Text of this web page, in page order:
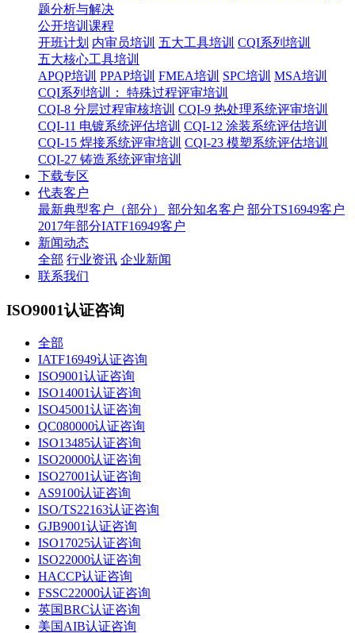
题分析与解决
公开培训课程
开班计划 内审员培训 五大工具培训 CQI系列培训
五大核心工具培训
APQP培训 PPAP培训 FMEA培训 SPC培训 MSA培训
CQI系列培训： 特殊过程评审培训
CQI-8 分层过程审核培训 CQI-9 热处理系统评审培训
CQI-11 电镀系统评估培训 CQI-12 涂装系统评估培训
CQI-15 焊接系统评审培训 CQI-23 模塑系统评估培训
CQI-27 铸造系统评审培训
下载专区
代表客户
最新典型客户（部分）
部分知名客户 部分TS16949客户
2017年部分IATF16949客户
新闻动态
全部 行业资讯 企业新闻
联系我们
ISO9001认证咨询
全部
IATF16949认证咨询
ISO9001认证咨询
ISO14001认证咨询
ISO45001认证咨询
QC080000认证咨询
ISO13485认证咨询
ISO20000认证咨询
ISO27001认证咨询
AS9100认证咨询
ISO/TS22163认证咨询
GJB9001认证咨询
ISO17025认证咨询
ISO22000认证咨询
HACCP认证咨询
FSSC22000认证咨询
英国BRC认证咨询
美国AIB认证咨询